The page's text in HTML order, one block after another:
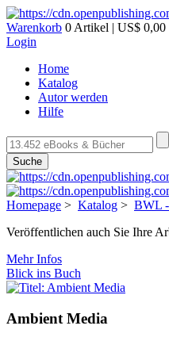
Warenkorb 0 Artikel | US$ 0,00
Login
Home
Katalog
Autor werden
Hilfe
Suche
Homepage > Katalog > BWL
Veröffentlichen auch Sie Ihre
Mehr Infos
Blick ins Buch
Ambient Media